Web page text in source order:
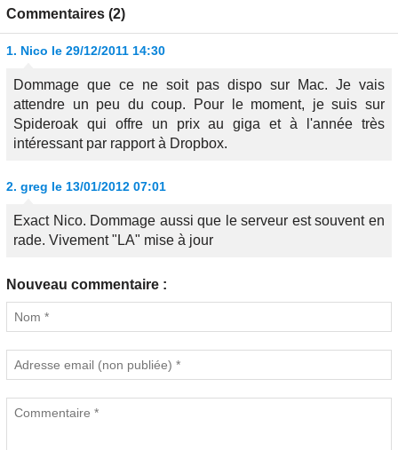
Commentaires (2)
1. Nico le 29/12/2011 14:30
Dommage que ce ne soit pas dispo sur Mac. Je vais
attendre un peu du coup. Pour le moment, je suis sur
Spideroak qui offre un prix au giga et à l'année très
intéressant par rapport à Dropbox.
2. greg le 13/01/2012 07:01
Exact Nico. Dommage aussi que le serveur est souvent en
rade. Vivement "LA" mise à jour
Nouveau commentaire :